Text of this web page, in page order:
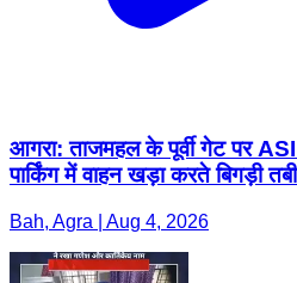
आगरा: ताजमहल के पूर्वी गेट पर
पार्किंग में वाहन खड़ा करते बिगड़ी
Bah, Agra | Aug 4, 2026